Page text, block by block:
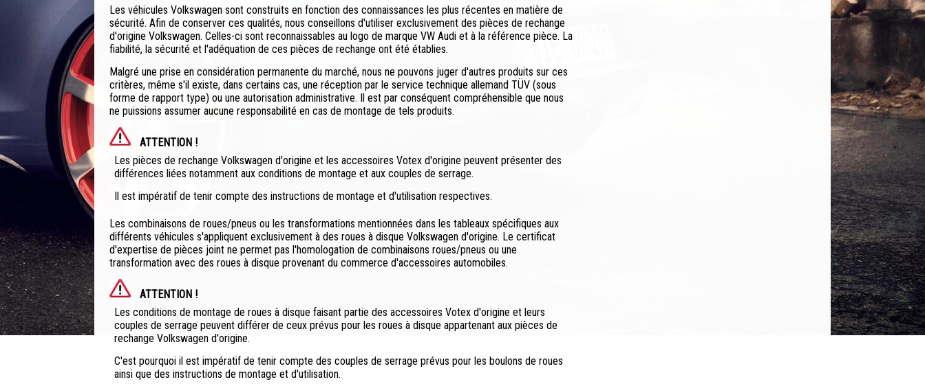
Les véhicules Volkswagen sont construits en fonction des connaissances les plus récentes en matière de
sécurité. Afin de conserver ces qualités, nous conseillons d'utiliser exclusivement des pièces de rechange
d'origine Volkswagen. Celles-ci sont reconnaissables au logo de marque VW Audi et à la référence pièce. La
fiabilité, la sécurité et l'adéquation de ces pièces de rechange ont été établies.
Malgré une prise en considération permanente du marché, nous ne pouvons juger d'autres produits sur ces
critères, même s'il existe, dans certains cas, une réception par le service technique allemand TÜV (sous
forme de rapport type) ou une autorisation administrative. Il est par conséquent compréhensible que nous
ne puissions assumer aucune responsabilité en cas de montage de tels produits.
ATTENTION !
Les pièces de rechange Volkswagen d'origine et les accessoires Votex d'origine peuvent présenter des
différences liées notamment aux conditions de montage et aux couples de serrage.
Il est impératif de tenir compte des instructions de montage et d'utilisation respectives.
Les combinaisons de roues/pneus ou les transformations mentionnées dans les tableaux spécifiques aux
différents véhicules s'appliquent exclusivement à des roues à disque Volkswagen d'origine. Le certificat
d'expertise de pièces joint ne permet pas l'homologation de combinaisons roues/pneus ou une
transformation avec des roues à disque provenant du commerce d'accessoires automobiles.
ATTENTION !
Les conditions de montage de roues à disque faisant partie des accessoires Votex d'origine et leurs
couples de serrage peuvent différer de ceux prévus pour les roues à disque appartenant aux pièces de
rechange Volkswagen d'origine.
C'est pourquoi il est impératif de tenir compte des couples de serrage prévus pour les boulons de roues
ainsi que des instructions de montage et d'utilisation.